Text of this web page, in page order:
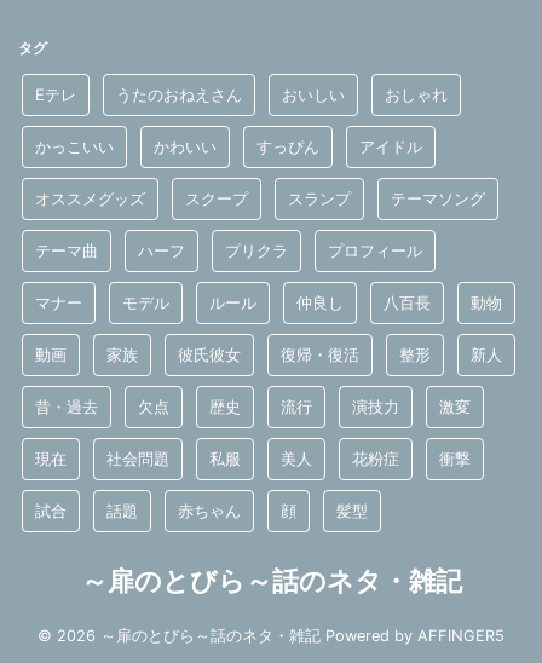
タグ
Eテレ うたのおねえさん おいしい おしゃれ
かっこいい かわいい すっぴん アイドル
オススメグッズ スクープ スランプ テーマソング
テーマ曲 ハーフ プリクラ プロフィール
マナー モデル ルール 仲良し 八百長 動物
動画 家族 彼氏彼女 復帰・復活 整形 新人
昔・過去 欠点 歴史 流行 演技力 激変
現在 社会問題 私服 美人 花粉症 衝撃
試合 話題 赤ちゃん 顔 髪型
～扉のとびら～話のネタ・雑記
© 2026 ～扉のとびら～話のネタ・雑記 Powered by AFFINGER5